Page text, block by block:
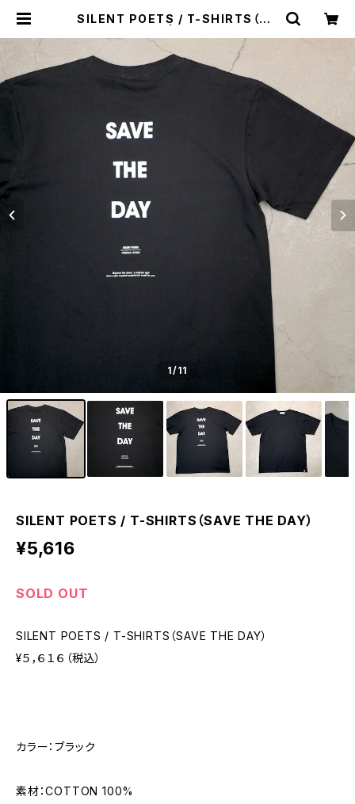
SILENT POETS / T-SHIRTS（SA
e - セントバレーハウス
1/11
SILENT POETS / T-SHIRTS（SAVE THE DAY）
¥5,616
SOLD OUT
SILENT POETS / T-SHIRTS（SAVE THE DAY）
¥５，６１６（税込）
カラー：ブラック
素材：COTTON 100%